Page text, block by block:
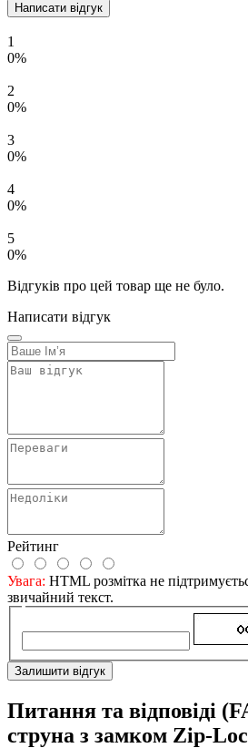
Написати відгук
1
0%
2
0%
3
0%
4
0%
5
0%
Відгуків про цей товар ще не було.
Написати відгук
Рейтинг
Увага: HTML розмітка не
звичайний текст.
Залишити відгук
Питання та відповіді
струна з замком Zip-